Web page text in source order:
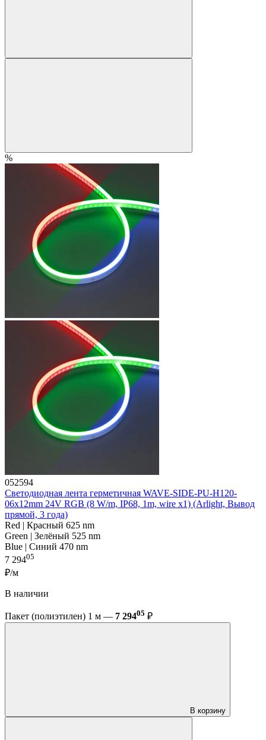
%
052594
Светодиодная лента герметичная WAVE-SIDE-PU-H120-
06x12mm 24V RGB (8 W/m, IP68, 1m, wire x1) (Arlight, Вывод
прямой, 3 года)
Red | Красный 625 nm
Green | Зелёный 525 nm
Blue | Синий 470 nm
7 29405
₽/м
В наличии
Пакет (полиэтилен) 1 м — 7 29405 ₽
В корзину